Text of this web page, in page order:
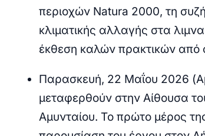
περιοχών Natura 2000, τη
κλιματικής αλλαγής στα
έκθεση καλών πρακτικών
Παρασκευή, 22 Μαΐου 2026
μεταφερθούν στην Αίθουσα
Αμυνταίου. Το πρώτο μέρος